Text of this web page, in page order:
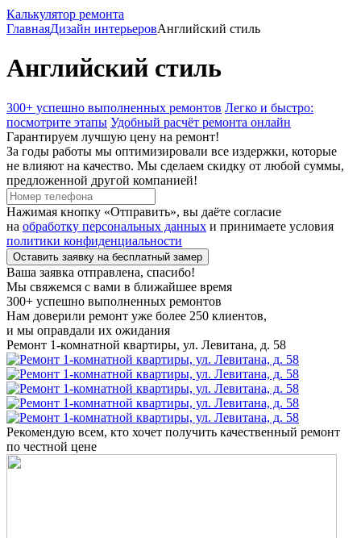
Калькулятор ремонта
ГлавнаяДизайн интерьеровАнглийский стиль
Английский стиль
300+ успешно выполненных ремонтов Легко и быстро:
посмотрите этапы Удобный расчёт ремонта онлайн
Гарантируем лучшую цену на ремонт!
За годы работы мы оптимизировали все издержки, которые
не влияют на качество. Мы сделаем скидку от любой суммы,
предложенной другой компанией!
Нажимая кнопку «Отправить», вы даёте согласие
на обработку персональных данных и принимаете условия
политики конфиденциальности
Оставить заявку на бесплатный замер
Ваша заявка отправлена, спасибо!
Мы свяжемся с вами в ближайшее время
300+ успешно выполненных ремонтов
Нам доверили ремонт уже более 250 клиентов,
и мы оправдали их ожидания
Ремонт 1-комнатной квартиры, ул. Левитана, д. 58
Рекомендую всем, кто хочет получить качественный ремонт
по честной цене